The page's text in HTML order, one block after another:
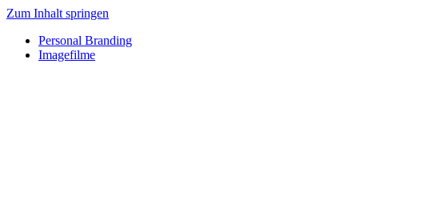
Zum Inhalt springen
Personal Branding
Imagefilme